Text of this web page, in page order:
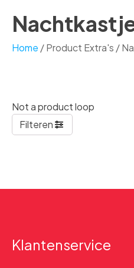
Home / Product Extra's /
Not a product loop
Filteren
Klantenservice